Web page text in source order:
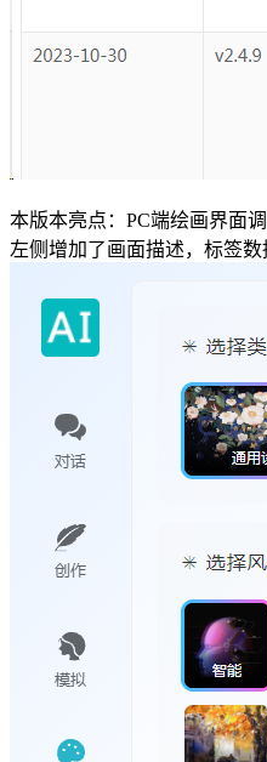
本版本亮点：PC端绘画界面
左侧增加了画面描述，标签